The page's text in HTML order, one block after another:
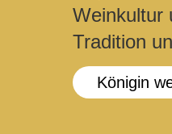
Weinkultur
Tradition
Königin